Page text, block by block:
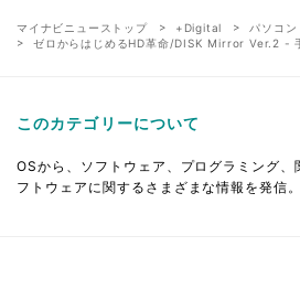
マイナビニューストップ +Digital パソコン
ゼロからはじめるHD革命/DISK Mirror Ver.2 -
このカテゴリーについて
OSから、ソフトウェア、プログラミング、
フトウェアに関するさまざまな情報を発信。